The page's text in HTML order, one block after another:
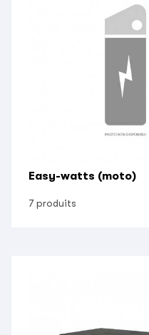
Easy-watts (moto)
7 produits